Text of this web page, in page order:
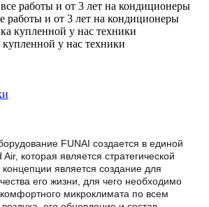
работы и от 3 лет на кондиционеры
купленной у нас техники
FUNAI создается в единой
которая является стратегической
является создание для
его жизни, для чего необходимо
микроклимата по всем